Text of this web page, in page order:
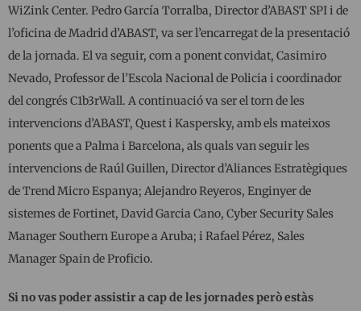
WiZink Center. Pedro García Torralba, Director d’ABAST SPI i de
l’oficina de Madrid d’ABAST, va ser l’encarregat de la presentació
de la jornada. El va seguir, com a ponent convidat, Casimiro
Nevado, Professor de l’Escola Nacional de Policia i coordinador
del congrés C1b3rWall. A continuació va ser el torn de les
intervencions d’ABAST, Quest i Kaspersky, amb els mateixos
ponents que a Palma i Barcelona, ​​als quals van seguir les
intervencions de Raúl Guillen, Director d’Aliances Estratègiques
de Trend Micro Espanya; Alejandro Reyeros, Enginyer de
sistemes de Fortinet, David Garcia Cano, Cyber ​​Security Sales
Manager Southern Europe a Aruba; i Rafael Pérez, Sales
Manager Spain de Proficio.
Si no vas poder assistir a cap de les jornades però estàs